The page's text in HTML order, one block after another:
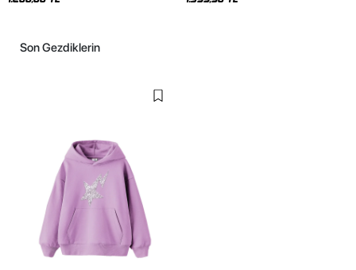
Son Gezdiklerin